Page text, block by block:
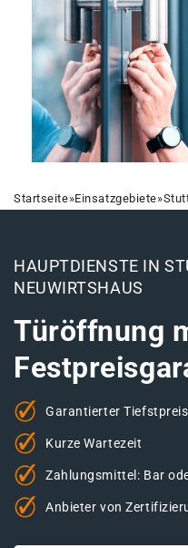
Startseite»Einsatzgebiete»
HAUPTDIENSTE IN
NEUWIRTSHAUS
Türöffnung
Garantierter Tiefstpreis
Kurze Wartezeit
Zahlungsmittel: Bar
Anbieter von